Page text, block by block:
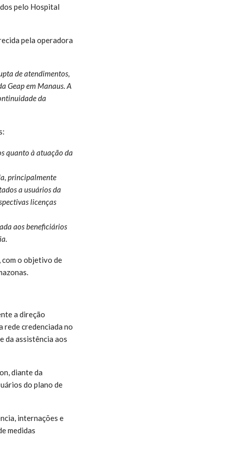
pelo Hospital
pela operadora
de atendimentos,
Geap em Manaus. A
da
quanto à atuação da
principalmente
a usuários da
licenças
aos beneficiários
o objetivo de
a direção
rede credenciada no
da assistência aos
diante da
do plano de
internações e
medidas